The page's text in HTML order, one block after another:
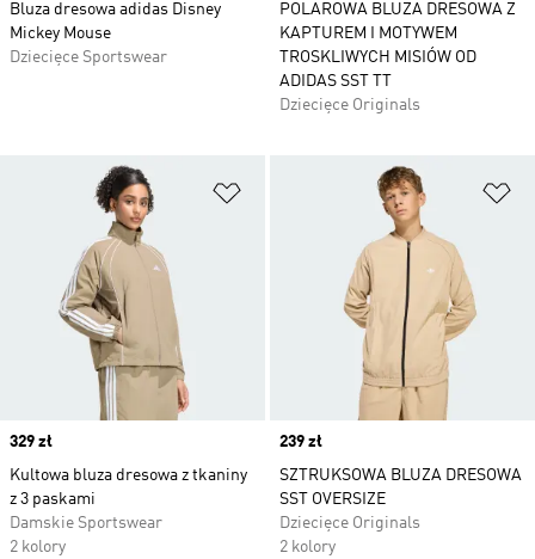
Bluza dresowa adidas Disney
Mickey Mouse
Dziecięce Sportswear
POLAROWA BLUZA DRESOWA Z
KAPTUREM I MOTYWEM
TROSKLIWYCH MISIÓW OD
ADIDAS SST TT
Dziecięce Originals
Dodaj do listy życzeń
Price
329 zł
Kultowa bluza dresowa z tkaniny
z 3 paskami
Damskie Sportswear
2 kolory
Price
239 zł
SZTRUKSOWA BLUZA DRESOWA
SST OVERSIZE
Dziecięce Originals
2 kolory